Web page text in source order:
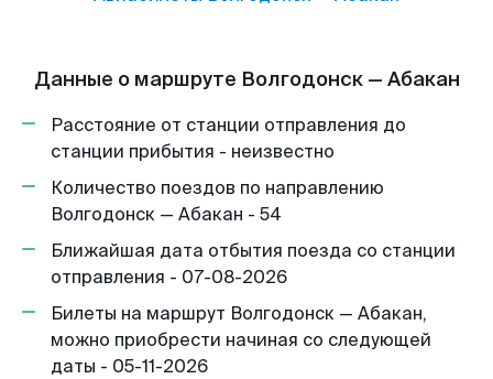
Данные о маршруте Волгодонск — Абакан
Расстояние от станции отправления до
станции прибытия - неизвестно
Количество поездов по направлению
Волгодонск — Абакан - 54
Ближайшая дата отбытия поезда со станции
отправления - 07-08-2026
Билеты на маршрут Волгодонск — Абакан,
можно приобрести начиная со следующей
даты - 05-11-2026